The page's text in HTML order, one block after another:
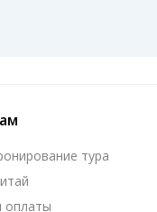
тура
оплаты